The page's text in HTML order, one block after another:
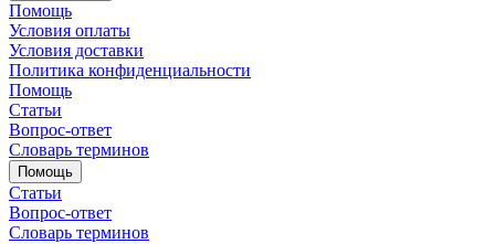
Помощь
Условия оплаты
Условия доставки
Политика конфиденциальности
Помощь
Статьи
Вопрос-ответ
Словарь терминов
Помощь
Статьи
Вопрос-ответ
Словарь терминов